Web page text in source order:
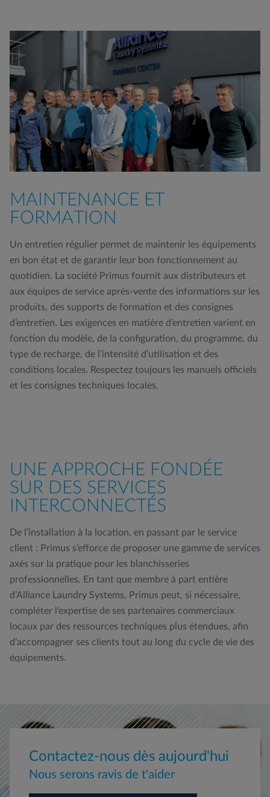
MAINTENANCE ET
FORMATION
Un entretien régulier permet de maintenir les équipements
en bon état et de garantir leur bon fonctionnement au
quotidien. La société Primus fournit aux distributeurs et
aux équipes de service après-vente des informations sur les
produits, des supports de formation et des consignes
d’entretien. Les exigences en matière d’entretien varient en
fonction du modèle, de la configuration, du programme, du
type de recharge, de l’intensité d’utilisation et des
conditions locales. Respectez toujours les manuels officiels
et les consignes techniques locales.
UNE APPROCHE FONDÉE
SUR DES SERVICES
INTERCONNECTÉS
De l’installation à la location, en passant par le service
client : Primus s’efforce de proposer une gamme de services
axés sur la pratique pour les blanchisseries
professionnelles. En tant que membre à part entière
d’Alliance Laundry Systems, Primus peut, si nécessaire,
compléter l’expertise de ses partenaires commerciaux
locaux par des ressources techniques plus étendues, afin
d’accompagner ses clients tout au long du cycle de vie des
équipements.
Contactez-nous dès aujourd'hui
Nous serons ravis de t'aider